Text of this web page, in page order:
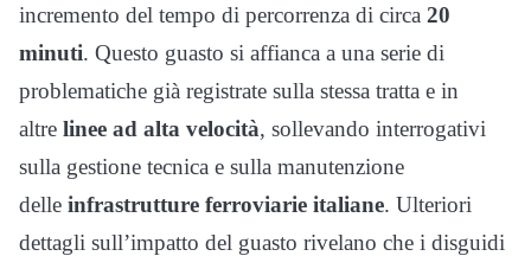
incremento del tempo di percorrenza di circa 20
minuti. Questo guasto si affianca a una serie di
problematiche già registrate sulla stessa tratta e in
altre linee ad alta velocità, sollevando interrogativi
sulla gestione tecnica e sulla manutenzione
delle infrastrutture ferroviarie italiane. Ulteriori
dettagli sull’impatto del guasto rivelano che i disguidi